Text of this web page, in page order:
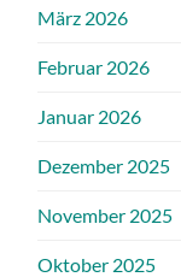
März 2026
Februar 2026
Januar 2026
Dezember 2025
November 2025
Oktober 2025